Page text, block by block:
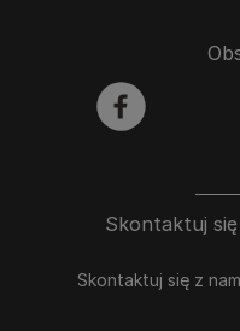
Skontaktuj
Skontaktuj się z
facebook